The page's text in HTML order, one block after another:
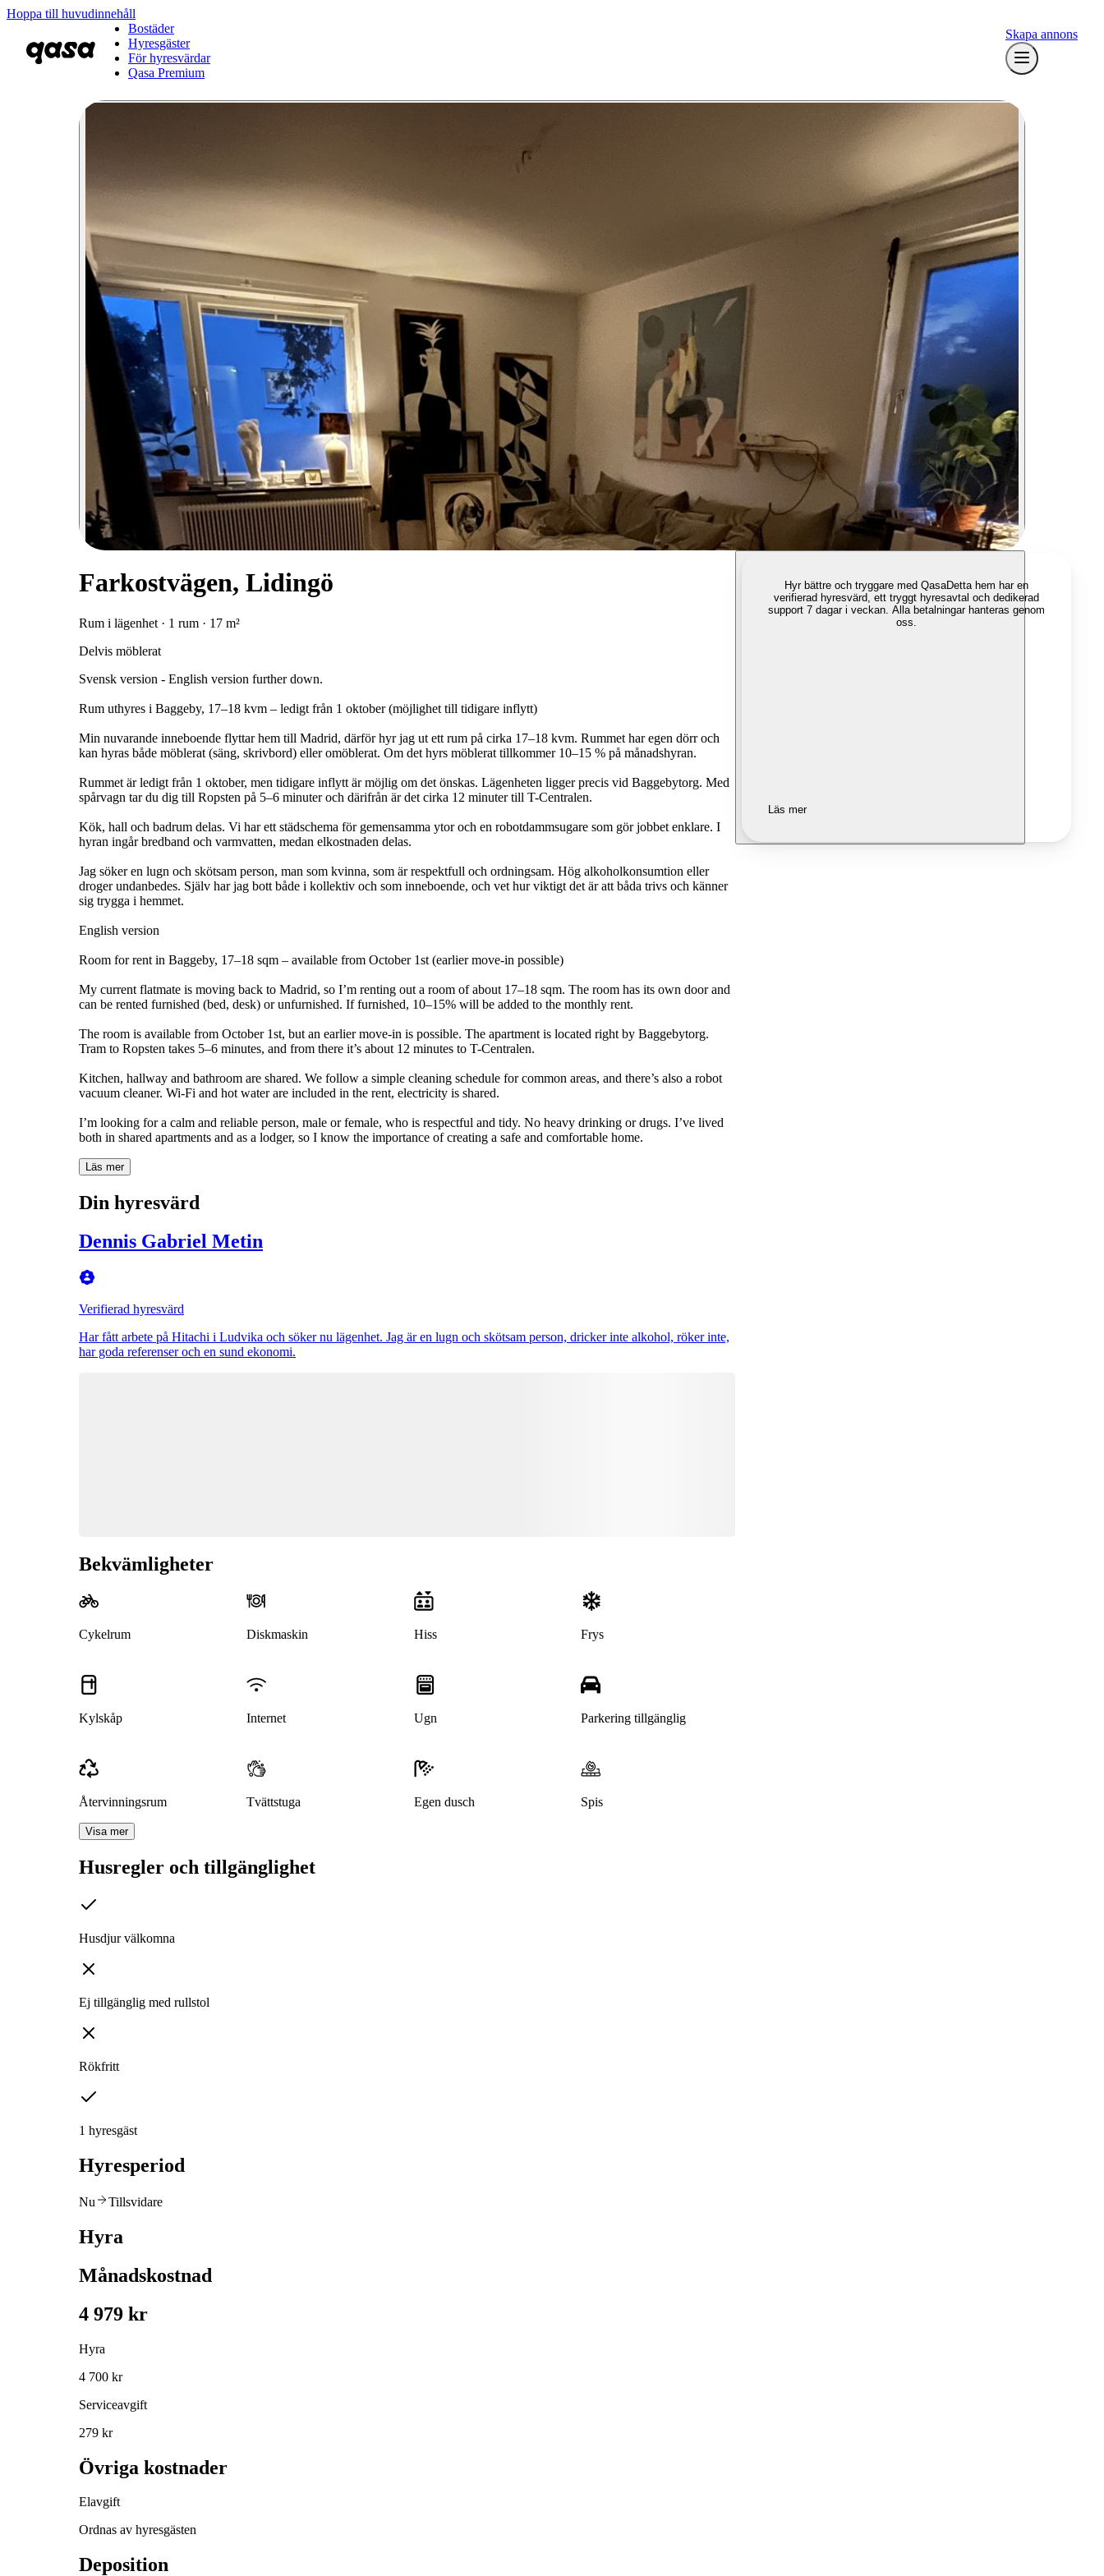
Hoppa till huvudinnehåll
Bostäder
Hyresgäster
För hyresvärdar
Qasa Premium
Skapa annons
Denna bostad är borttagen
Farkostvägen, Lidingö
Rum i lägenhet · 1 rum · 17 m²
Delvis möblerat
Svensk version - English version further down.
Rum uthyres i Baggeby, 17–18 kvm – ledigt från 1 oktober (möjlighet till tidigare inflytt)
Min nuvarande inneboende flyttar hem till Madrid, därför hyr jag ut ett rum på cirka 17–18 kvm. Rummet har egen dörr och
kan hyras både möblerat (säng, skrivbord) eller omöblerat. Om det hyrs möblerat tillkommer 10–15 % på månadshyran.
Rummet är ledigt från 1 oktober, men tidigare inflytt är möjlig om det önskas. Lägenheten ligger precis vid Baggebytorg. Med
spårvagn tar du dig till Ropsten på 5–6 minuter och därifrån är det cirka 12 minuter till T-Centralen.
Kök, hall och badrum delas. Vi har ett städschema för gemensamma ytor och en robotdammsugare som gör jobbet enklare. I
hyran ingår bredband och varmvatten, medan elkostnaden delas.
Jag söker en lugn och skötsam person, man som kvinna, som är respektfull och ordningsam. Hög alkoholkonsumtion eller
droger undanbedes. Själv har jag bott både i kollektiv och som inneboende, och vet hur viktigt det är att båda trivs och känner
sig trygga i hemmet.
English version
Room for rent in Baggeby, 17–18 sqm – available from October 1st (earlier move-in possible)
My current flatmate is moving back to Madrid, so I’m renting out a room of about 17–18 sqm. The room has its own door and
can be rented furnished (bed, desk) or unfurnished. If furnished, 10–15% will be added to the monthly rent.
The room is available from October 1st, but an earlier move-in is possible. The apartment is located right by Baggebytorg.
Tram to Ropsten takes 5–6 minutes, and from there it’s about 12 minutes to T-Centralen.
Kitchen, hallway and bathroom are shared. We follow a simple cleaning schedule for common areas, and there’s also a robot
vacuum cleaner. Wi-Fi and hot water are included in the rent, electricity is shared.
I’m looking for a calm and reliable person, male or female, who is respectful and tidy. No heavy drinking or drugs. I’ve lived
both in shared apartments and as a lodger, so I know the importance of creating a safe and comfortable home.
Läs mer
Din hyresvärd
Dennis Gabriel Metin
Verifierad hyresvärd
Har fått arbete på Hitachi i Ludvika och söker nu lägenhet. Jag är en lugn och skötsam person, dricker inte alkohol, röker inte,
har goda referenser och en sund ekonomi.
Bekvämligheter
Cykelrum Diskmaskin Hiss Frys
Kylskåp Internet Ugn Parkering tillgänglig
Återvinningsrum Tvättstuga Egen dusch Spis
Visa mer
Husregler och tillgänglighet
Husdjur välkomna
Ej tillgänglig med rullstol
Rökfritt
1 hyresgäst
Hyresperiod
Nu Tillsvidare
Hyra
Månadskostnad
4 979 kr
Hyra
4 700 kr
Serviceavgift
279 kr
Övriga kostnader
Elavgift
Ordnas av hyresgästen
Deposition
Hyr bättre och tryggare med QasaDetta hem har en
verifierad hyresvärd, ett tryggt hyresavtal och dedikerad
support 7 dagar i veckan. Alla betalningar hanteras genom
oss.
Läs mer